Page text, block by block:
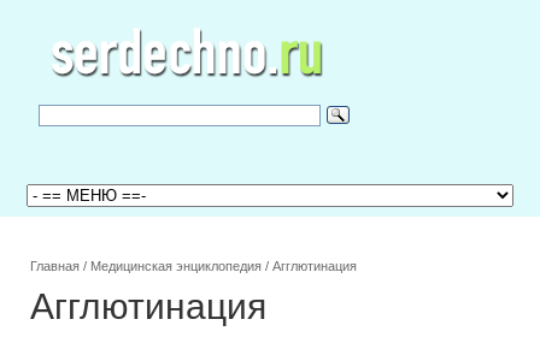
Главная / Медицинская энциклопедия / Агглютинация
Агглютинация